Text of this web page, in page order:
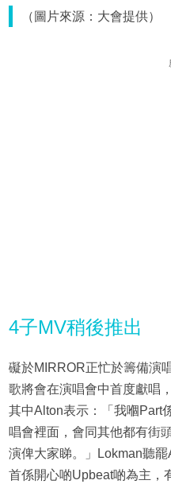
（圖片來源：大會提供）
4子MV稍後推出
礙於MIRROR正忙於籌備演
歌將會在演唱會中首度獻唱
其中Alton表示：「我嗰Part
唱會裡面，會同其他都有街
演俾大家睇。」Lokman聽
首係開心啲Upbeat啲為主，